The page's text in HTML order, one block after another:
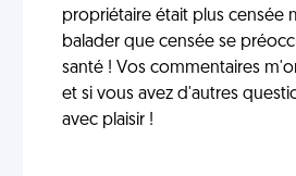
propriétaire était plus censée
balader que censée se
santé ! Vos commentaires
et si vous avez d'autres
avec plaisir !